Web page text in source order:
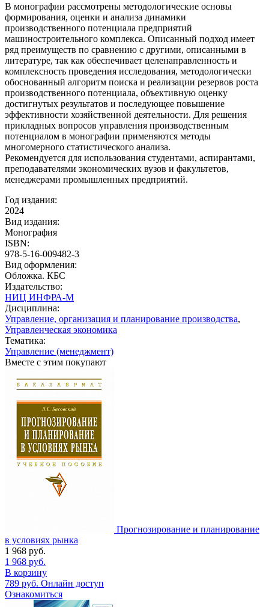
В монографии рассмотрены методологические основы
формирования, оценки и анализа динамики
производственного потенциала предприятий
машиностроительного комплекса. Описанный подход имеет
ряд преимуществ по сравнению с другими, описанными в
литературе, так как обеспечивает целенаправленность и
комплексность проведения исследования, методологически
обоснованный алгоритм поиска и реализации резервов роста
производственного потенциала, объективную оценку
достигнутых результатов и последующее повышение
эффективности хозяйственной деятельности. Для решения
прикладных вопросов управления производственным
потенциалом в монографии применяются методы
многомерного статистического анализа.
Рекомендуется для использования студентами, аспирантами,
преподавателями экономических вузов и факультетов,
менеджерами промышленных предприятий.
Год издания:
2024
Вид издания:
Монография
ISBN:
978-5-16-009482-3
Вид оформления:
Обложка. КБС
Издательство:
НИЦ ИНФРА-М
Дисциплина:
Управление, организация и планирование производства,
Управленческая экономика
Тематика:
Управление (менеджмент)
Вместе с этим покупают
Прогнозирование и планирование
в условиях рынка
1 968 руб.
1 968 руб.
В корзину
789 руб. Онлайн доступ
Ознакомиться